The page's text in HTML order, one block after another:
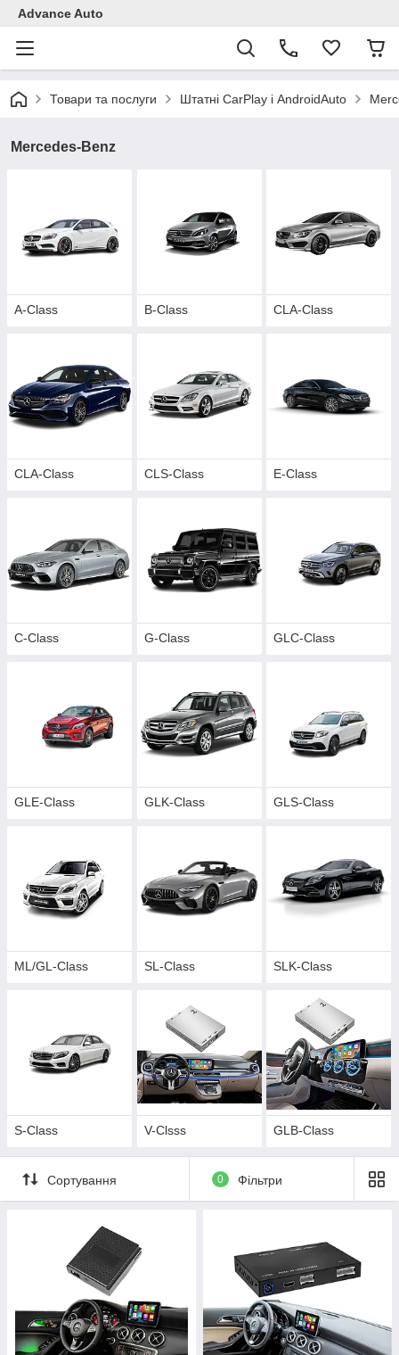
Advance Auto
Товари та послуги Штатні CarPlay і AndroidAuto
Mercedes-Benz
A-Class B-Class CLA-Class
CLA-Class CLS-Class E-Class
C-Class G-Class GLC-Сlass
GLE-Class GLK-Class GLS-Class
ML/GL-Class SL-Class SLK-Class
S-Class V-Clsss GLB-Class
Сортування 0 Фільтри